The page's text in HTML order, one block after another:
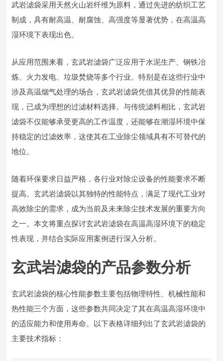
武岩滤袋采用天然火山岩纤维为原料，通过先进的纺织工艺
制成，具有耐高温、耐腐蚀、高强度等显著优势，在高温高
湿环境下表现出色。
从应用范围来看，玄武岩滤袋广泛应用于水泥生产、钢铁冶
炼、火力发电、垃圾焚烧等多个行业。特别是在这些行业中
涉及高温烟气处理的场合，玄武岩滤袋凭借其优异的性能表
现，已成为理想的过滤材料选择。与传统滤料相比，玄武岩
滤袋不仅能够承受更高的工作温度，还能够在潮湿环境中保
持稳定的过滤效率，这使其在工业除尘领域具有不可替代的
地位。
随着环保要求日益严格，各行业对除尘设备的性能要求不断
提高。玄武岩滤袋以其独特的性能特点，满足了现代工业对
高效除尘的需求，成为当前及未来除尘技术发展的重要方向
之一。本文将重点探讨玄武岩滤袋在高温高湿环境下的稳定
性表现，并结合实际应用案例进行深入分析。
玄武岩滤袋的产品参数分析
玄武岩滤袋的核心性能参数主要包括物理特性、机械性能和
热性能三个方面，这些参数共同决定了其在高温高湿环境中
的适应能力和使用寿命。以下表格详细列出了玄武岩滤袋的
主要技术指标：